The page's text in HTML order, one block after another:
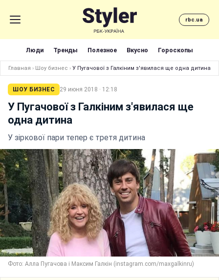
rbc.ua
Люди Тренды Полезное Вкусно Гороскопы
Главная › Шоу бизнес › У Пугачової з Галкіним з'явилася ще одна дитина
ШОУ БИЗНЕС 29 июня 2018 · 12:18
У Пугачової з Галкіним з'явилася ще
одна дитина
У зіркової пари тепер є третя дитина
Фото: Алла Пугачова і Максим Галкін (instagram.com/maxgalkinru)